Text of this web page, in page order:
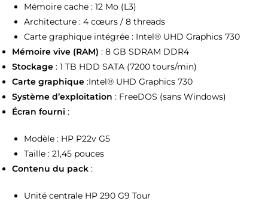
Mémoire cache : 12 Mo (L3)
Architecture : 4 cœurs / 8 threads
Carte graphique intégrée : Intel® UHD Graphics 730
Mémoire vive (RAM) : 8 GB SDRAM DDR4
Stockage : 1 TB HDD SATA (7200 tours/min)
Carte graphique :Intel® UHD Graphics 730
Système d’exploitation : FreeDOS (sans Windows)
Écran fourni :
Modèle : HP P22v G5
Taille : 21,45 pouces
Contenu du pack :
Unité centrale HP 290 G9 Tour